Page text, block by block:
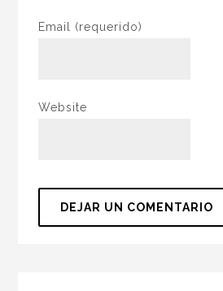
Email (requerido)
Website